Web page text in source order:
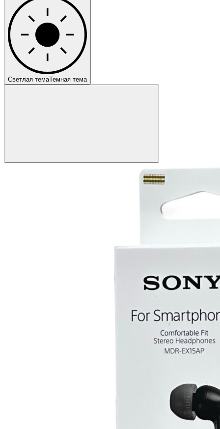
Светлая темаТемная тема